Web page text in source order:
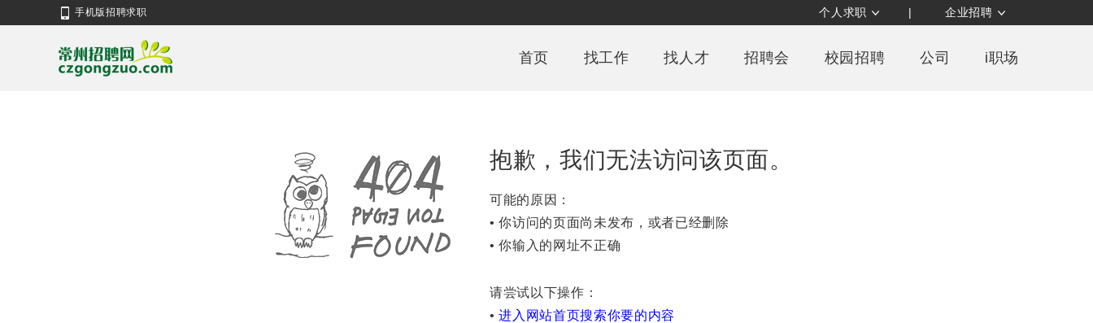
手机版招聘求职 个人求职 | 企业招聘
首页 找工作 找人才 招聘会 校园招聘 公司 i职场
抱歉，我们无法访问该页面。
可能的原因：
• 你访问的页面尚未发布，或者已经删除
• 你输入的网址不正确
请尝试以下操作：
•进入网站首页搜索你要的内容